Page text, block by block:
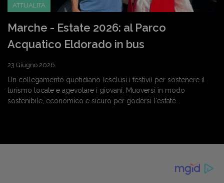
ATTUALITÀ
Marche - Estate 2026: al Parco
Acquatico Eldorado in bus
23 Giugno 2026
Un collegamento quotidiano (esclusi i festivi) per sostenere il
turismo locale e agevolare i giovani. Muoversi in modo
sostenibile, economico e sicuro per godersi l'estate...